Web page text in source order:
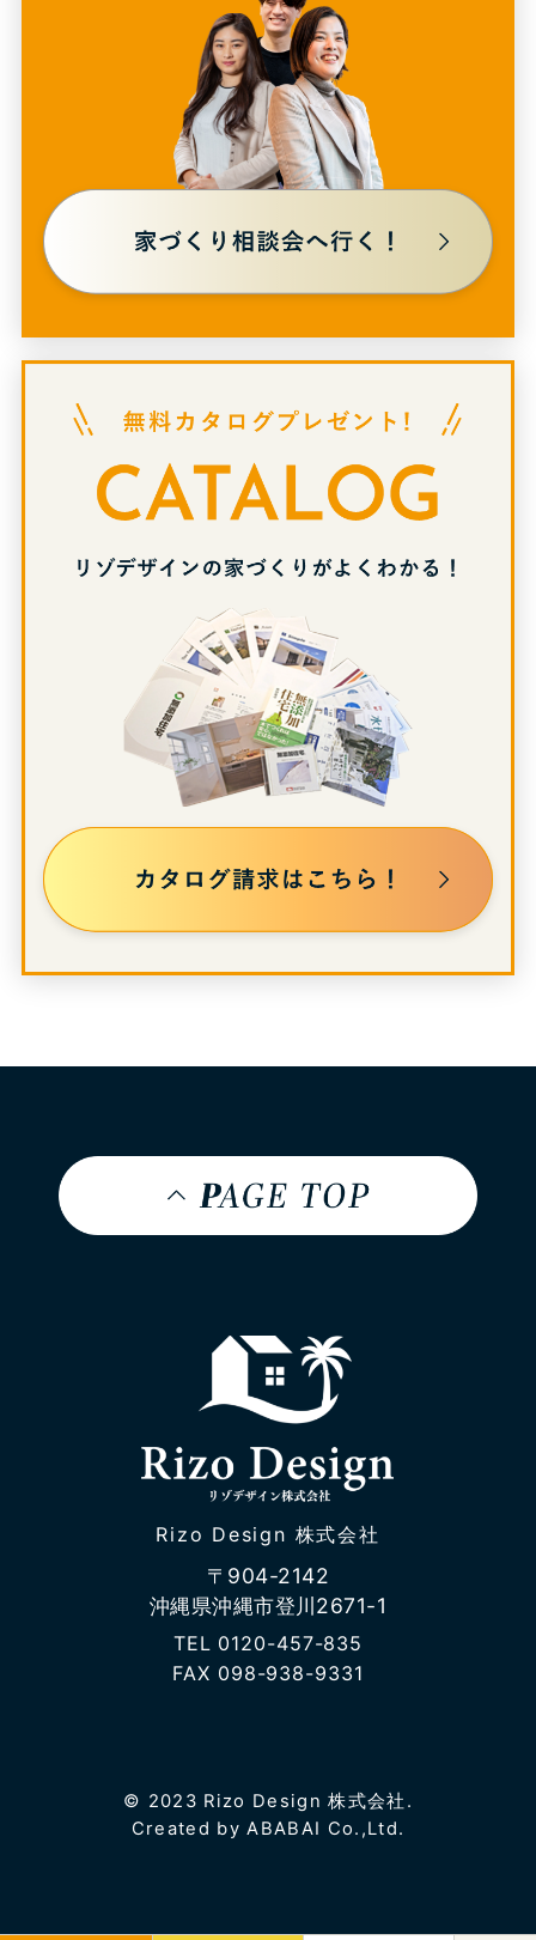
Rizo Design 株式会社
〒904-2142
沖縄県沖縄市登川2671-1
TEL 0120-457-835
FAX 098-938-9331
© 2023 Rizo Design 株式会社.
Created by ABABAI Co.,Ltd.